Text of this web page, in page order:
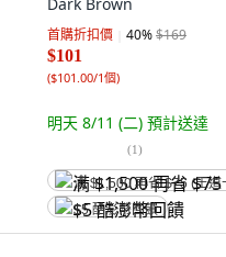
首購折扣價 40%$169
$101
($101.00/1個)
明天 8/11 (二) 預計送達
(1)
满 $1,500 再省 $75 (王道
$5 酷澎幣回饋